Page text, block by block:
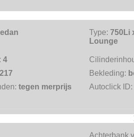
Type: 750Li
Lounge
4
217 Bekleding:
tegen merprijs
Autoclick ID: